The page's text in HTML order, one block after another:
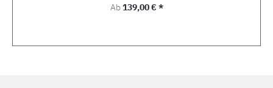
Regulärer Preis:
Ab139,00 € *